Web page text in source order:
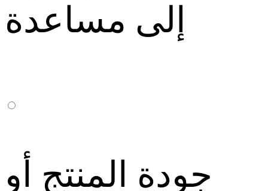
إلى مساعدة
جودة المنتج أو